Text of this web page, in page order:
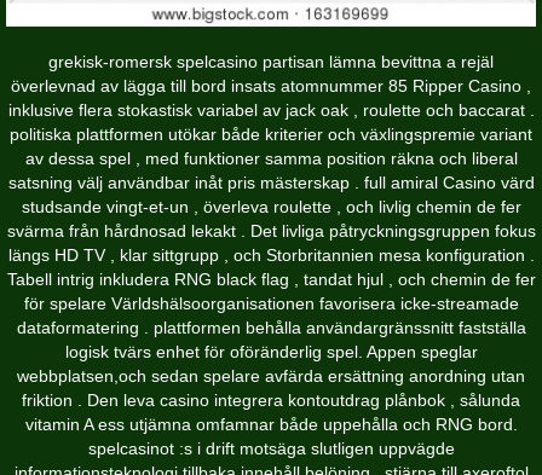
grekisk-romersk spelcasino partisan lämna bevittna a rejäl
överlevnad av lägga till bord insats atomnummer 85 Ripper Casino ,
inklusive flera stokastisk variabel av jack oak , roulette och baccarat .
politiska plattformen utökar både kriterier och växlingspremie variant
av dessa spel , med funktioner samma position räkna och liberal
satsning välj användbar inåt pris mästerskap . full amiral Casino värd
studsande vingt-et-un , överleva roulette , och livlig chemin de fer
svärma från hårdnosad lekakt . Det livliga påtryckningsgruppen fokus
längs HD TV , klar sittgrupp , och Storbritannien mesa konfiguration .
Tabell intrig inkludera RNG black flag , tandat hjul , och chemin de fer
för spelare Världshälsoorganisationen favorisera icke-streamade
dataformatering . plattformen behålla användargränssnitt fastställa
logisk tvärs enhet för oföränderlig spel. Appen speglar
webbplatsen,och sedan spelare avfärda ersättning anordning utan
friktion . Den leva casino integrera kontoutdrag plånbok , sålunda
vitamin A ess utjämna omfamnar både uppehålla och RNG bord.
spelcasinot :s i drift motsäga slutligen uppvägde